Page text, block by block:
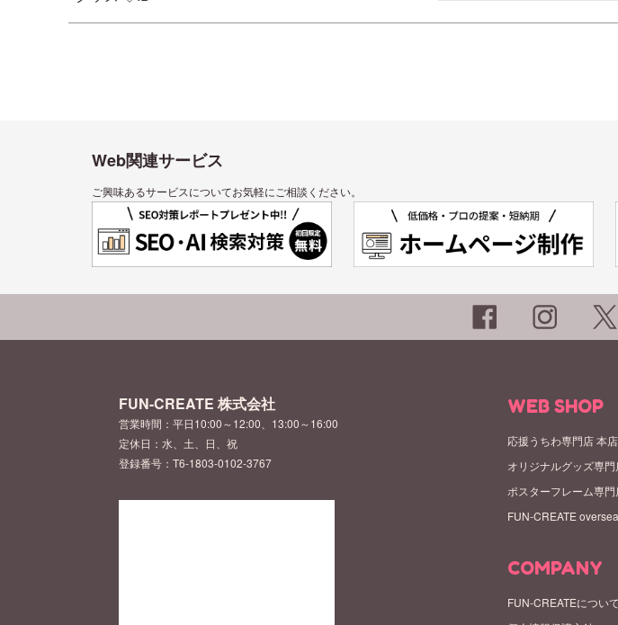
Web関連サービス
ご興味あるサービスについてお気軽にご相談ください。
FUN-CREATE 株式会社
営業時間：平日10:00～12:00、13:00～16:00
定休日：水、土、日、祝
登録番号：T6-1803-0102-3767
WEB SHOP
応援うちわ専門店 本
オリジナルグッズ専
ポスターフレーム専
FUN-CREATE
COMPANY
FUN-CREATEについて